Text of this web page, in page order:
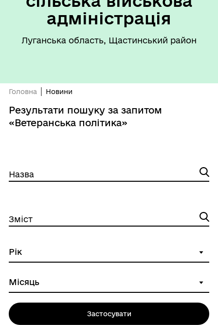
адміністрація
Луганська область, Щастинський район
Головна Новини
Результати пошуку за запитом
«Ветеранська політика»
Назва
Зміст
Застосувати